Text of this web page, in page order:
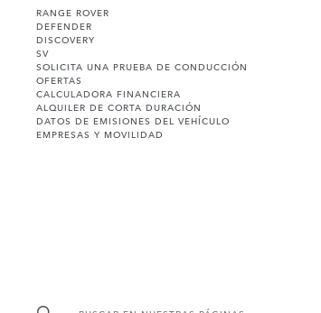
RANGE ROVER
DEFENDER
DISCOVERY
SV
SOLICITA UNA PRUEBA DE CONDUCCIÓN
OFERTAS
CALCULADORA FINANCIERA
ALQUILER DE CORTA DURACIÓN
DATOS DE EMISIONES DEL VEHÍCULO
EMPRESAS Y MOVILIDAD